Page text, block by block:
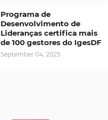
Programa de
Desenvolvimento de
Lideranças certifica mais
de 100 gestores do IgesDF
September 04, 2025